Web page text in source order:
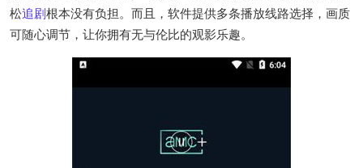
松追剧根本没有负担。而且，软件提供多条播放线路选择，画质
可随心调节，让你拥有无与伦比的观影乐趣。